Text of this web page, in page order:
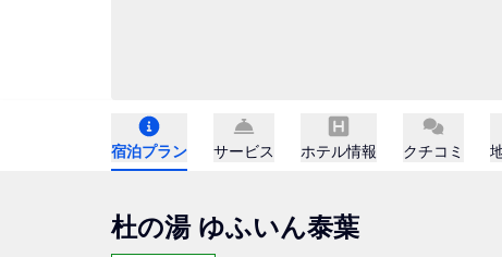
宿泊プラン サービス ホテル情報 クチコミ
杜の湯 ゆふいん泰葉